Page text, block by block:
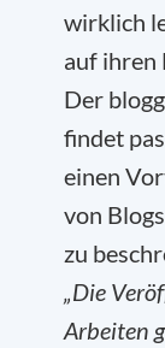
wirklich
auf ihren
Der
findet
einen
von
zu
„Die
Arbeiten